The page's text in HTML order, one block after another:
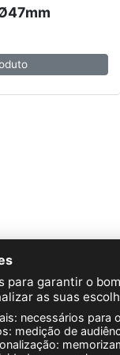
NOVACOM -
para garantir o
as suas
necessários
medição de